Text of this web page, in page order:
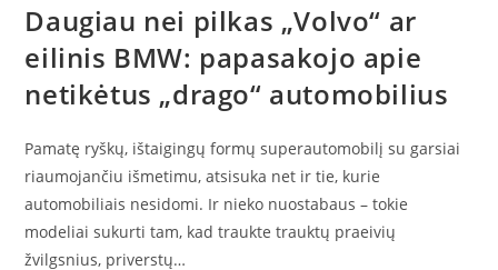
Daugiau nei pilkas „Volvo“ ar
eilinis BMW: papasakojo apie
netikėtus „drago“ automobilius
Pamatę ryškų, ištaigingų formų superautomobilį su garsiai
riaumojančiu išmetimu, atsisuka net ir tie, kurie
automobiliais nesidomi. Ir nieko nuostabaus – tokie
modeliai sukurti tam, kad traukte trauktų praeivių
žvilgsnius, priverstų…